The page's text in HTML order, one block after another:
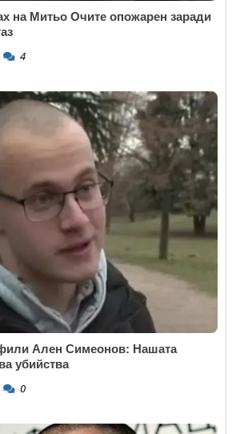
на Митьо Очите опожарен заради
4
Ален Симеонов: Нашата
убийства
0